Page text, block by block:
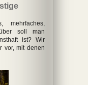
mehrfaches,
soll man
ist? Wir
vor, mit denen